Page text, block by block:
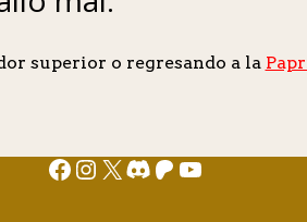
superior o regresando a la
Facebook
Instagram
X Discord
Patreon
YouTube